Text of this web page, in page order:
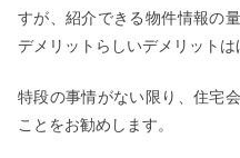
すが、紹介できる物件情報の
デメリットらしいデメリットは
特段の事情がない限り、住宅
ことをお勧めします。